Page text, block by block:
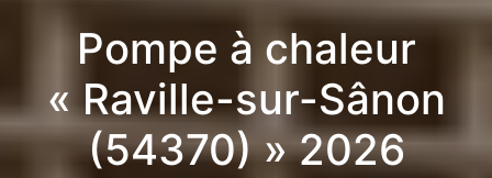
Pompe à chaleur
« Raville-sur-Sânon
(54370) » 2026